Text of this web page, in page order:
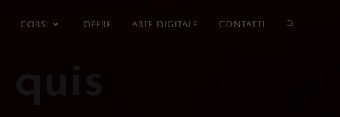
CORSI OPERE ARTE DIGITALE CONTATTI